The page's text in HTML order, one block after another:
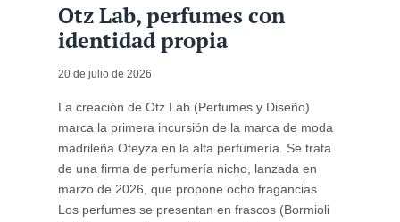
Otz Lab, perfumes con
identidad propia
20 de julio de 2026
La creación de Otz Lab (Perfumes y Diseño)
marca la primera incursión de la marca de moda
madrileña Oteyza en la alta perfumería. Se trata
de una firma de perfumería nicho, lanzada en
marzo de 2026, que propone ocho fragancias.
Los perfumes se presentan en frascos (Bormioli